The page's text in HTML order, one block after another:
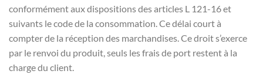
conformément aux dispositions des articles L 121-16 et
suivants le code de la consommation. Ce délai court à
compter de la réception des marchandises. Ce droit s’exerce
par le renvoi du produit, seuls les frais de port restent à la
charge du client.